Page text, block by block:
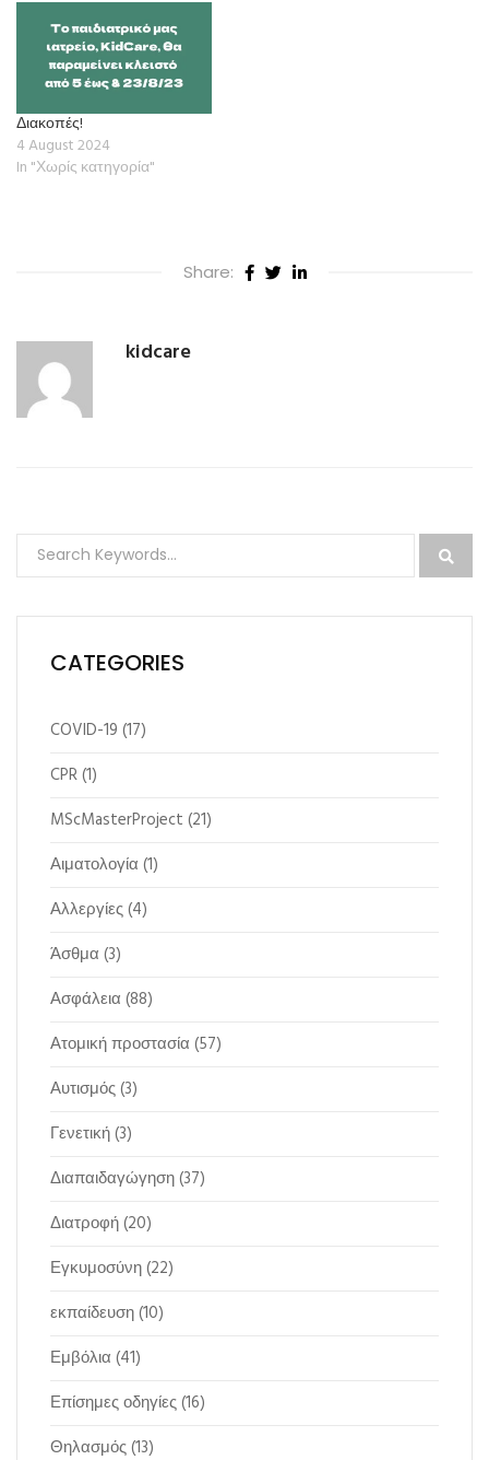
Διακοπές!
4 August 2024
In "Χωρίς κατηγορία"
Share:
kidcare
CATEGORIES
COVID-19 (17)
CPR(1)
MScMasterProject (21)
Αιματολογία (1)
Αλλεργίες(4)
Άσθμα (3)
Ασφάλεια (88)
Ατομική προστασία (57)
Αυτισμός(3)
Γενετική(3)
Διαπαιδαγώγηση(37)
Διατροφή(20)
Εγκυμοσύνη(22)
εκπαίδευση(10)
Εμβόλια (41)
Επίσημες οδηγίες(16)
Θηλασμός(13)